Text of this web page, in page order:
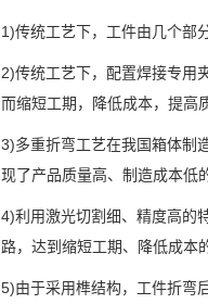
1)传统工艺下，工件由几个部
2)传统工艺下，配置焊接专用
而缩短工期，降低成本，提高
3)多重折弯工艺在我国箱体制
现了产品质量高、制造成本低
4)利用激光切割细、精度高的
路，达到缩短工期、降低成本
5)由于采用榫结构，工件折弯